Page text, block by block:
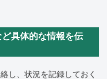
具体的な情報を伝
し、状況を記録しておく